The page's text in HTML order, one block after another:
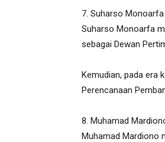
7. Suharso Monoarfa
Suharso Monoarfa
sebagai Dewan
Kemudian, pada era
Perencanaan
8. Muhamad
Muhamad Mardiono